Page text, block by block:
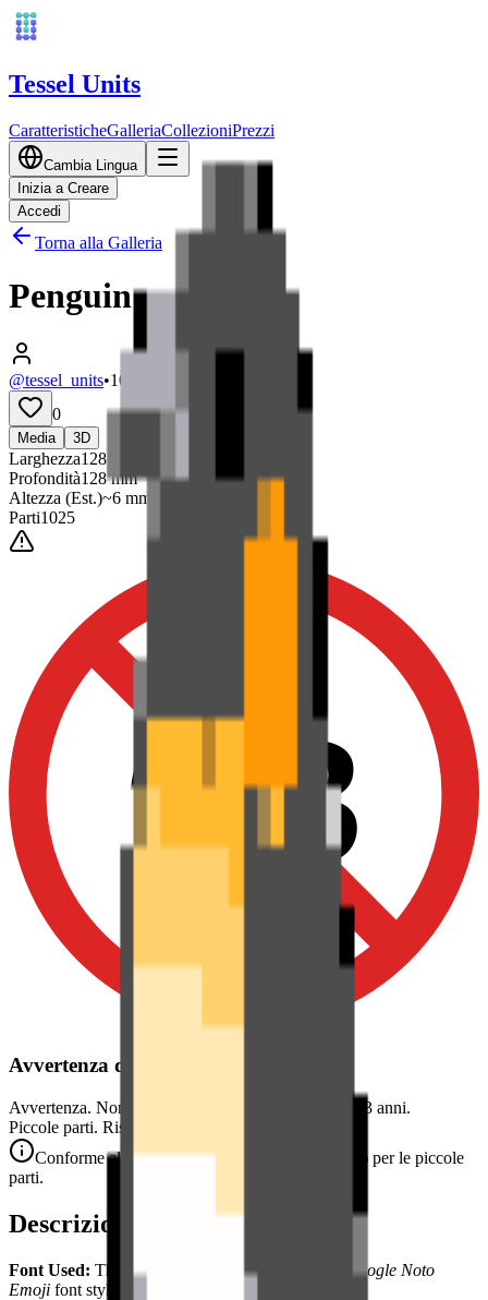
Tessel Units
CaratteristicheGalleriaCollezioniPrezzi
Cambia Lingua
Inizia a Creare
Accedi
Torna alla Galleria
Penguin
@tessel_units•10/03/2026
0
Media 3D
Larghezza128
Profondità128mm
Altezza (Est.)~6 mm
Parti1025
0-3
Avvertenza di Sicurezza
Avvertenza. Non adatto a bambini di età inferiore a 3 anni.
Piccole parti. Rischio di soffocamento.
Conforme alle norme di sicurezza CE (EN 71-1) per le piccole
parti.
Descrizione
Font Used: This design is inspired by the iconic
Google Noto
Emoji font style, adapted into high-quality pixel art.